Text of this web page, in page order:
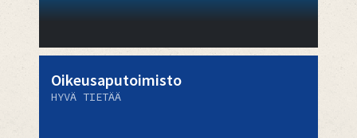
Oikeusaputoimisto
HYVÄ TIETÄÄ